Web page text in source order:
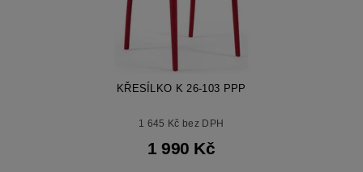
KŘESÍLKO K 26-103 PPP
1 645 Kč bez DPH
1 990 Kč